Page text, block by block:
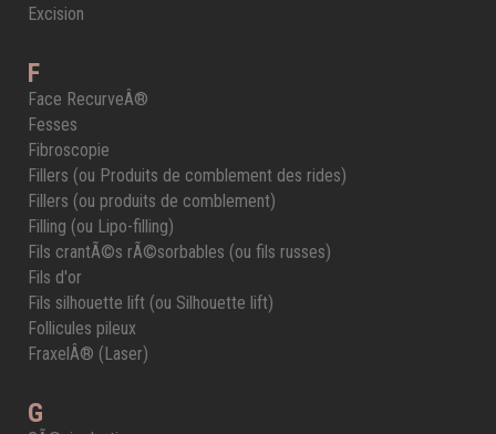
Excision
F
Face RecurveÂ®
Fesses
Fibroscopie
Fillers (ou Produits de comblement des rides)
Fillers (ou produits de comblement)
Filling (ou Lipo-filling)
Fils crantÃ©s rÃ©sorbables (ou fils russes)
Fils d'or
Fils silhouette lift (ou Silhouette lift)
Follicules pileux
FraxelÂ® (Laser)
G